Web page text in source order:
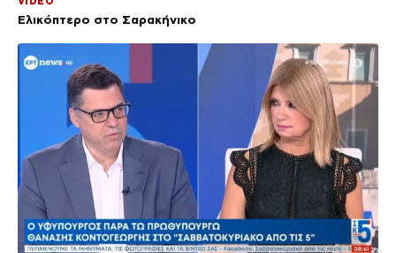
Ελικόπτερο στο Σαρακήνικο